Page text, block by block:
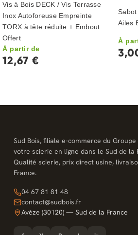
Vis à Bois DECK / Vis Terrasse
Inox Autoforeuse Empreinte
TORX à tête réduite + Embout
Offert
À partir de
12,67 €
Ailes
À
Sud Bois, filiale e-commerce du
votre scierie en ligne dans le Sud de la
Qualité scierie, prix direct usine,
France.
04 67 81 81 48
contact@sudbois.fr
Avèze (30120) — Sud de la France